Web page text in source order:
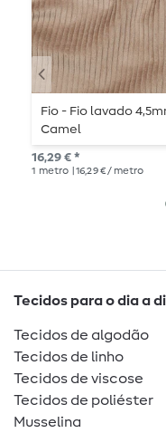
Fio - Fio lavado
Camel
16,29 € *
1 metro | 16,29 € / metro
Tecidos para o dia a
Tecidos de algodão
Tecidos de linho
Tecidos de viscose
Tecidos de poliéster
Musselina